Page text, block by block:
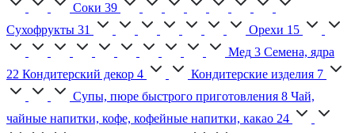
Соки 39
Сухофрукты 31 Орехи 15
Мед 3 Семена, ядра
22 Кондитерский декор 4 Кондитерские изделия 7
Супы, пюре быстрого приготовления 8 Чай,
чайные напитки, кофе, кофейные напитки, какао 24